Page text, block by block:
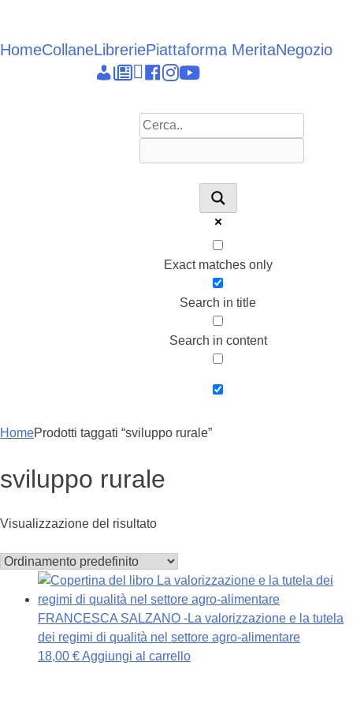
contenuto
HomeCollaneLibreriePiattaforma MeritaNegozio
Epieikeia
Dettagli
News
Linkedin
facebook
instagram
youtube
Exact matches only
Search in title
Search in content
HomeProdotti taggati “sviluppo rurale”
sviluppo rurale
Visualizzazione del risultato
FRANCESCA SALZANO -La valorizzazione e la tutela
dei regimi di qualità nel settore agro-alimentare
18,00 €Aggiungi al carrello